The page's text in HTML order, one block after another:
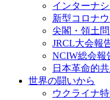
インターナ
新型コロナ
尖閣・領土
JRCL大会報
NCIW総会報
日本革命的
世界の闘いから
ウクライナ